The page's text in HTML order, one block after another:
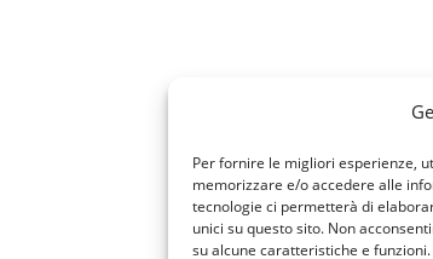
Per fornire le migliori esperienze,
memorizzare e/o accedere alle
tecnologie ci permetterà di
unici su questo sito. Non
su alcune caratteristiche e funzioni.